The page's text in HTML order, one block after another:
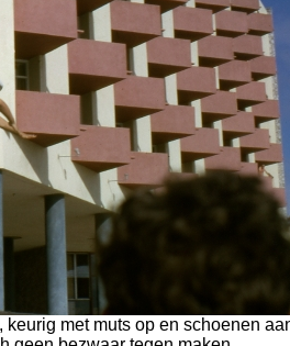
met muts op en schoenen